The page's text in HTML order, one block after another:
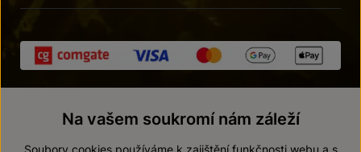
Na vašem soukromí nám záleží
Soubory cookies používáme k zajištění funkčnosti webu a s